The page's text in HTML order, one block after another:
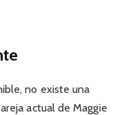
no existe una
actual de Maggie